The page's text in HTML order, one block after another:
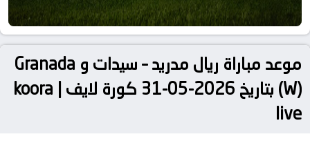
موعد مباراة ريال مدريد – سيدات و Granada
(W) بتاريخ 2026-05-31 كورة لايف | koora
live